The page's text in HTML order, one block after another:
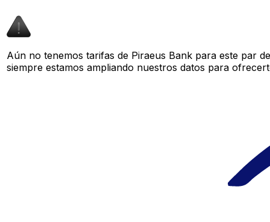
Aún no tenemos tarifas de Piraeus Bank para este par
siempre estamos ampliando nuestros datos para